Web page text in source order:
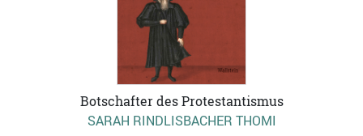
Botschafter des Protestantismus
SARAH RINDLISBACHER THOMI